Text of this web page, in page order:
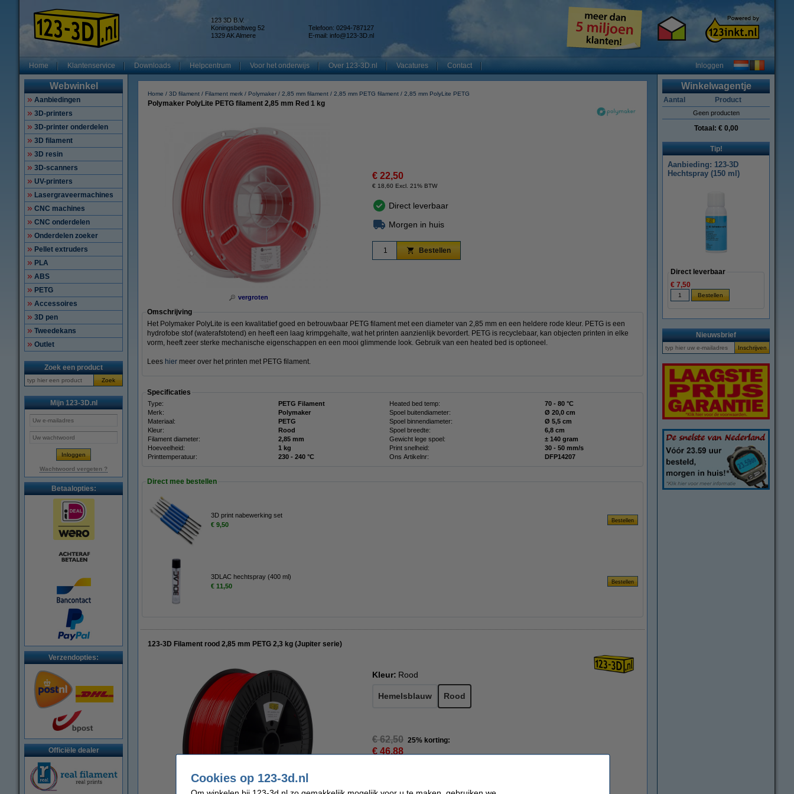
123 3D B.V.
Koningsbeltweg 52
1329 AK Almere
Telefoon: 0294-787127
E-mail: info@123-3D.nl
Home Klantenservice Downloads Helpcentrum Voor het onderwijs Over 123-3D.nl Vacatures Contact Inloggen
Webwinkel
Aanbiedingen
3D-printers
3D-printer onderdelen
3D filament
3D resin
3D-scanners
UV-printers
Lasergraveermachines
CNC machines
CNC onderdelen
Onderdelen zoeker
Pellet extruders
PLA
ABS
PETG
Accessoires
3D pen
Tweedekans
Outlet
Zoek een product
Zoek
Mijn 123-3D.nl
Wachtwoord vergeten ?
Betaalopties:
Verzendopties:
Officiële dealer
Home 3D filament Filament merk Polymaker 2,85 mm filament 2,85 mm PETG filament 2,85 mm PolyLite PETG
Polymaker PolyLite PETG filament 2,85 mm Red 1 kg
vergroten
€ 22,50
€ 18,60 Excl. 21% BTW
Direct leverbaar
Morgen in huis
Bestellen
Omschrijving
Het Polymaker PolyLite is een kwalitatief goed en betrouwbaar PETG filament met een diameter van 2,85 mm en een heldere rode kleur. PETG is een
hydrofobe stof (waterafstotend) en heeft een laag krimpgehalte, wat het printen aanzienlijk bevordert. PETG is recyclebaar, kan objecten printen in elke
vorm, heeft zeer sterke mechanische eigenschappen en een mooi glimmende look. Gebruik van een heated bed is optioneel.
Lees hier meer over het printen met PETG filament.
Specificaties
Type: PETG Filament Heated bed temp:
70 - 80 °C
Merk:
Polymaker Spoel buitendiameter:
Ø 20,0 cm
Materiaal:
PETG Spoel binnendiameter:
Ø 5,5 cm
Kleur:
Rood Spoel breedte:
6,8 cm
Filament diameter:
2,85 mm Gewicht lege spoel:
± 140 gram
Hoeveelheid:
1 kg Print snelheid:
30 - 50 mm/s
Printtemperatuur:
230 - 240 °C Ons Artikelnr: DFP14207
Direct mee bestellen
3D print nabewerking set
€ 9,50
3DLAC hechtspray (400 ml)
€ 11,50
123-3D Filament rood 2,85 mm PETG 2,3 kg (Jupiter serie)
Kleur: Rood
Hemelsblauw Rood
€ 62,50 25% korting:
€ 46,88
Winkelwagentje
Aantal Product
Geen producten
Totaal: € 0,00
Tip!
Aanbieding: 123-3D
Hechtspray (150 ml)
Direct leverbaar
€ 7,50
Nieuwsbrief
Cookies op 123-3d.nl